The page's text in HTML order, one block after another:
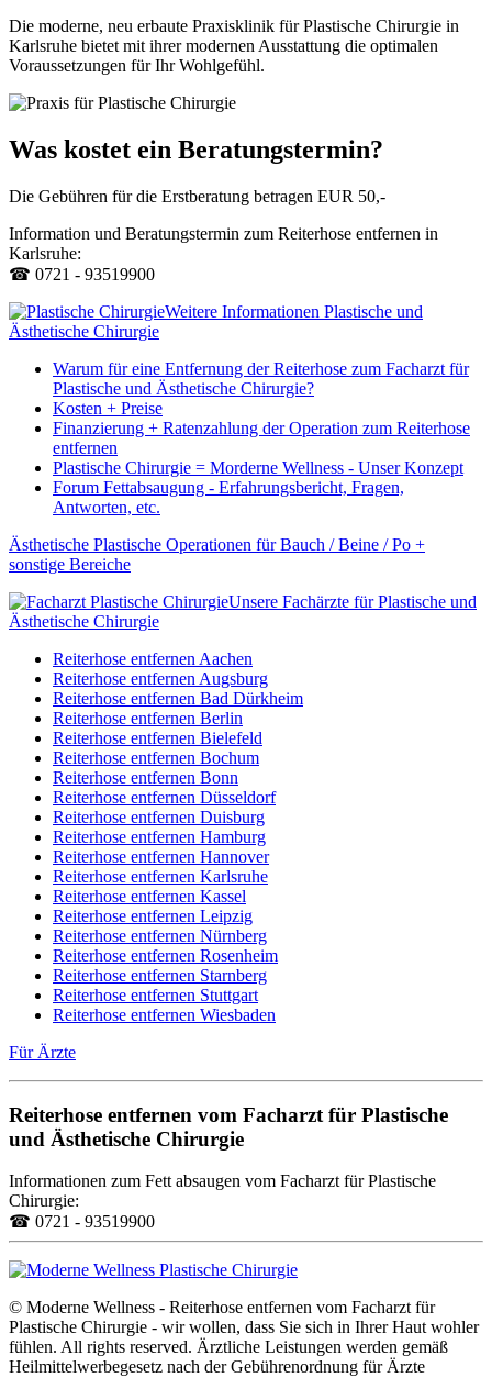
Die moderne, neu erbaute Praxisklinik für Plastische Chirurgie in
Karlsruhe bietet mit ihrer modernen Ausstattung die optimalen
Voraussetzungen für Ihr Wohlgefühl.
Was kostet ein Beratungstermin?
Die Gebühren für die Erstberatung betragen EUR 50,-
Information und Beratungstermin zum Reiterhose entfernen in
Karlsruhe:
☎ 0721 - 93519900
Weitere Informationen Plastische und
Ästhetische Chirurgie
Warum für eine Entfernung der Reiterhose zum Facharzt für
Plastische und Ästhetische Chirurgie?
Kosten + Preise
Finanzierung + Ratenzahlung der Operation zum Reiterhose
entfernen
Plastische Chirurgie = Morderne Wellness - Unser Konzept
Forum Fettabsaugung - Erfahrungsbericht, Fragen,
Antworten, etc.
Ästhetische Plastische Operationen für Bauch / Beine / Po +
sonstige Bereiche
Unsere Fachärzte für Plastische und
Ästhetische Chirurgie
Reiterhose entfernen Aachen
Reiterhose entfernen Augsburg
Reiterhose entfernen Bad Dürkheim
Reiterhose entfernen Berlin
Reiterhose entfernen Bielefeld
Reiterhose entfernen Bochum
Reiterhose entfernen Bonn
Reiterhose entfernen Düsseldorf
Reiterhose entfernen Duisburg
Reiterhose entfernen Hamburg
Reiterhose entfernen Hannover
Reiterhose entfernen Karlsruhe
Reiterhose entfernen Kassel
Reiterhose entfernen Leipzig
Reiterhose entfernen Nürnberg
Reiterhose entfernen Rosenheim
Reiterhose entfernen Starnberg
Reiterhose entfernen Stuttgart
Reiterhose entfernen Wiesbaden
Für Ärzte
Reiterhose entfernen vom Facharzt für Plastische
und Ästhetische Chirurgie
Informationen zum Fett absaugen vom Facharzt für Plastische
Chirurgie:
☎ 0721 - 93519900
© Moderne Wellness - Reiterhose entfernen vom Facharzt für
Plastische Chirurgie - wir wollen, dass Sie sich in Ihrer Haut wohler
fühlen. All rights reserved. Ärztliche Leistungen werden gemäß
Heilmittelwerbegesetz nach der Gebührenordnung für Ärzte